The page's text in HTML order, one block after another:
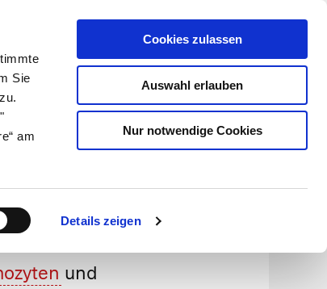
Sie
am
Details zeigen
Cookies zulassen
Auswahl erlauben
Nur notwendige Cookies
Kundenlogin
Suche
Über uns
und